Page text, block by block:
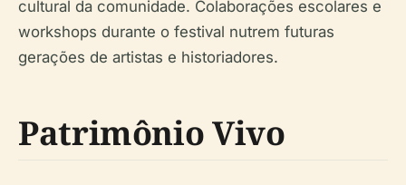
cultural da comunidade. Colaborações escolares e
workshops durante o festival nutrem futuras
gerações de artistas e historiadores.
Patrimônio Vivo